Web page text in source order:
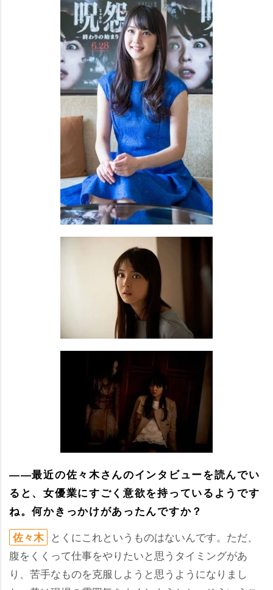
――最近の佐々木さんのインタビューを読んでい
ると、女優業にすごく意欲を持っているようです
ね。何かきっかけがあったんですか？
佐々木 とくにこれというものはないんです。ただ、
腹をくくって仕事をやりたいと思うタイミングがあ
り、苦手なものを克服しようと思うようになりまし